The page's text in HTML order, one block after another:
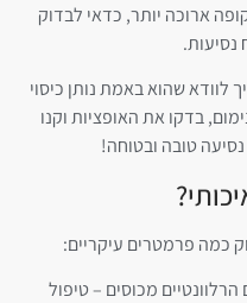
ארוכה יותר, כדאי לבדוק
נסיעות.
לוודא שהוא באמת נותן כיסוי
בדקו את האופציות וקנו
נסיעה טובה ובטוחה!
כמה פרמטרים עיקריים:
מכוסים – טיפול